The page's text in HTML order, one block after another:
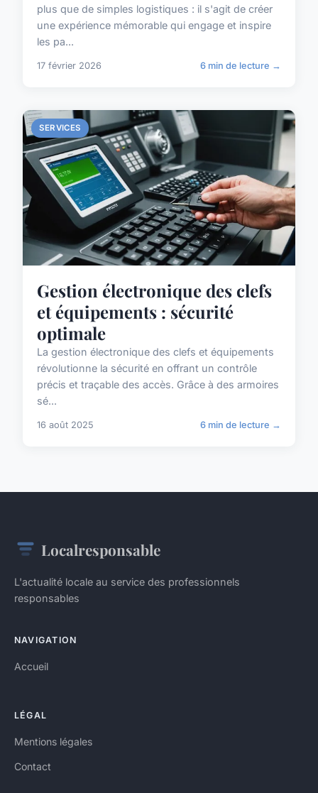
plus que de simples logistiques : il s'agit de créer
une expérience mémorable qui engage et inspire
les pa...
17 février 2026 6 min de lecture →
SERVICES
Gestion électronique des clefs
et équipements : sécurité
optimale
La gestion électronique des clefs et équipements
révolutionne la sécurité en offrant un contrôle
précis et traçable des accès. Grâce à des armoires
sé...
16 août 2025 6 min de lecture →
Localresponsable
L'actualité locale au service des professionnels
responsables
NAVIGATION
Accueil
LÉGAL
Mentions légales
Contact